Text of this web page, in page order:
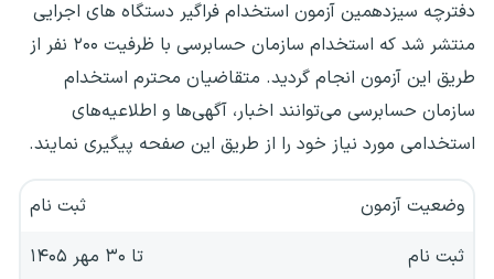
دفترچه سیزدهمین آزمون استخدام فراگیر دستگاه های اجرایی
منتشر شد که استخدام سازمان حسابرسی با ظرفیت ۲۰۰ نفر از
طریق این آزمون انجام گردید. متقاضیان محترم استخدام
سازمان حسابرسی می‌توانند اخبار، آگهی‌ها و اطلاعیه‌های
استخدامی مورد نیاز خود را از طریق این صفحه پیگیری نمایند.
وضعیت آزمون
ثبت نام
ثبت نام
تا ۳۰ مهر ۱۴۰۵